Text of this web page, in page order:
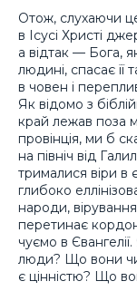
Отож, слухаючи
в Ісусі Христі
а відтак — Бога,
людині, спасає
в човен і
Як відомо з
край лежав поза
провінція, ми б
на північ від
трималися віри
глибоко
народи,
перетинає
чуємо в
люди? Що вони
є цінністю? Що